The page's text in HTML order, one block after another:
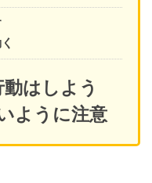
はしよう
ように注意